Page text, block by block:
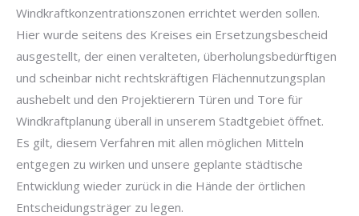
Windkraftkonzentrationszonen errichtet werden sollen.
Hier wurde seitens des Kreises ein Ersetzungsbescheid
ausgestellt, der einen veralteten, überholungsbedürftigen
und scheinbar nicht rechtskräftigen Flächennutzungsplan
aushebelt und den Projektierern Türen und Tore für
Windkraftplanung überall in unserem Stadtgebiet öffnet.
Es gilt, diesem Verfahren mit allen möglichen Mitteln
entgegen zu wirken und unsere geplante städtische
Entwicklung wieder zurück in die Hände der örtlichen
Entscheidungsträger zu legen.